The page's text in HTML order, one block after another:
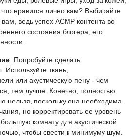
нравится лично вам? Выбирайте
вам, ведь успех АСМР контента во
состояния блогера, его
: Попробуйте сделать
Используйте ткань,
или акустическую пену - чем
тем лучше. Конечно, полностью
нельзя, поскольку она необходима
но корректировать ее уровень
комнату для акустической
чтобы свести к минимуму шум.